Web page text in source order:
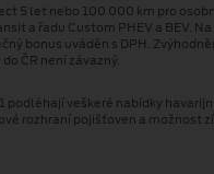
5 let nebo 100 000 km pro
a řadu Custom PHEV a BEV.
bonus uváděn s DPH.
ČR není závazný.
podléhají veškeré nabídky
rozhraní pojišťoven a možnost